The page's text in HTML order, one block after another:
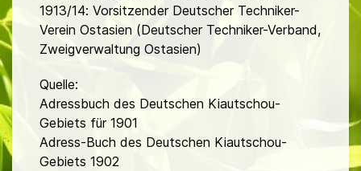
1913/14: Vorsitzender Deutscher Techniker-
Verein Ostasien (Deutscher Techniker-Verband,
Zweigverwaltung Ostasien)
Quelle:
Adressbuch des Deutschen Kiautschou-
Gebiets für 1901
Adress-Buch des Deutschen Kiautschou-
Gebiets 1902